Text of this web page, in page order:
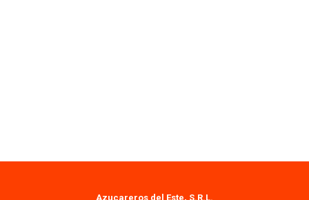
Azucareros del Este, S.R.L.